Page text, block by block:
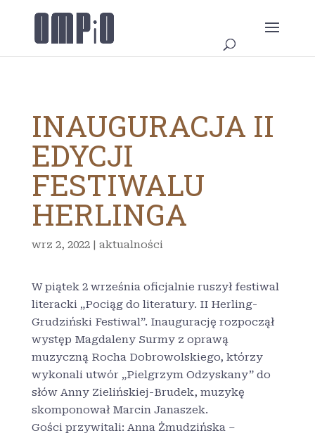
INAUGURACJA II
EDYCJI
FESTIWALU
HERLINGA
wrz 2, 2022| aktualności
W piątek 2 września oficjalnie ruszył festiwal
literacki „Pociąg do literatury. II Herling-
Grudziński Festiwal”. Inaugurację rozpoczął
występ Magdaleny Surmy z oprawą
muzyczną Rocha Dobrowolskiego, którzy
wykonali utwór „Pielgrzym Odzyskany” do
słów Anny Zielińskiej-Brudek, muzykę
skomponował Marcin Janaszek.
Gości przywitali: Anna Żmudzińska –